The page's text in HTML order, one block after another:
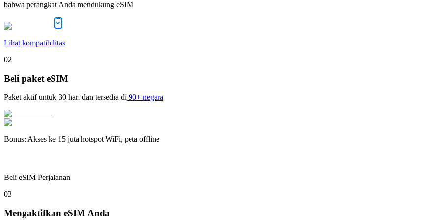
bahwa perangkat Anda mendukung eSIM
Lihat kompatibilitas
02
Beli paket eSIM
Paket aktif untuk 30 hari dan tersedia di 90+ negara
Bonus: Akses ke 15 juta hotspot WiFi, peta offline
Beli eSIM Perjalanan
03
Mengaktifkan eSIM Anda